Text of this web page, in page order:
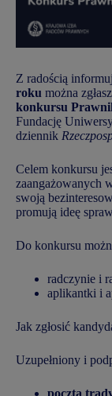
Z radością
roku można
konkursu
Fundację
dziennik
Celem konkursu
zaangażowanych
swoją
promują ideę
Do konkursu
radczynie i
aplikantki i
Jak zgłosić
Uzupełniony i